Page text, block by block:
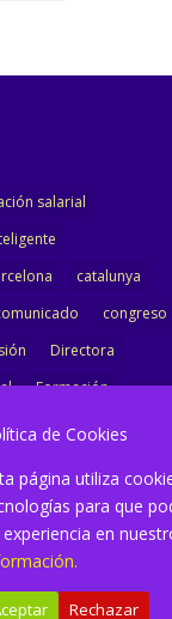
salarial
catalunya
congreso
Directora
Formación
Jurisprudencia
Ministra Justicia
noticias
oficina
reunión salarial
de Cookies
página utiliza
para que
experiencia en
Rechazar